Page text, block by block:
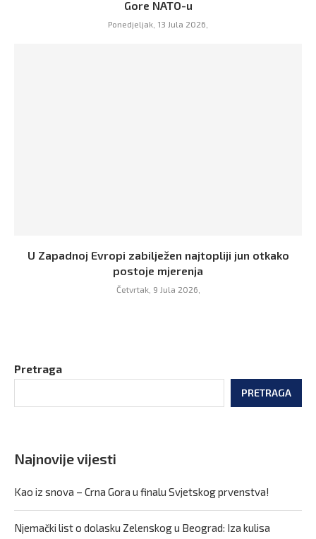
Gore NATO-u
Ponedjeljak, 13 Jula 2026,
U Zapadnoj Evropi zabilježen najtopliji jun otkako
postoje mjerenja
Četvrtak, 9 Jula 2026,
Pretraga
PRETRAGA
Najnovije vijesti
Kao iz snova – Crna Gora u finalu Svjetskog prvenstva!
Njemački list o dolasku Zelenskog u Beograd: Iza kulisa